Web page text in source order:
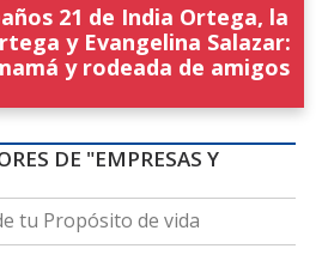
21 de India Ortega, la
y Evangelina Salazar:
y rodeada de amigos
DE "EMPRESAS Y
tu Propósito de vida